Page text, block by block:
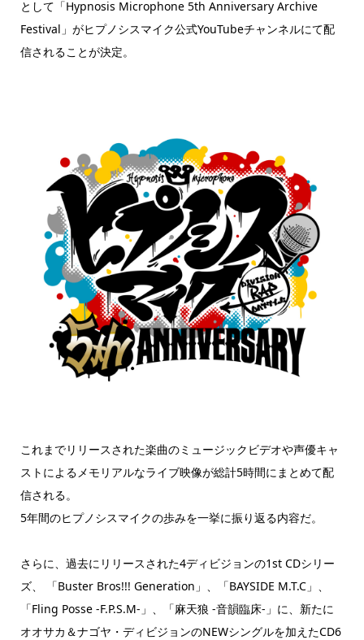
として「Hypnosis Microphone 5th Anniversary Archive
Festival」がヒプノシスマイク公式YouTubeチャンネルにて配
信されることが決定。
これまでリリースされた楽曲のミュージックビデオや声優キャ
ストによるメモリアルなライブ映像が総計5時間にまとめて配
信される。
5年間のヒプノシスマイクの歩みを一挙に振り返る内容だ。
さらに、過去にリリースされた4ディビジョンの1st CDシリー
ズ、 「Buster Bros!!! Generation」、「BAYSIDE M.T.C」、
「Fling Posse -F.P.S.M-」、「麻天狼 -音韻臨床-」に、新たに
オオサカ＆ナゴヤ・ディビジョンのNEWシングルを加えたCD6